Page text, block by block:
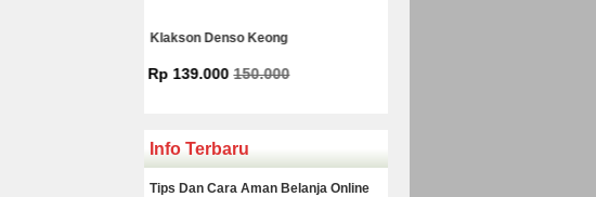
Kamera Mundur Infrared
Rp 225.000
Info Terbaru
Tips Dan Cara Aman Belanja Online